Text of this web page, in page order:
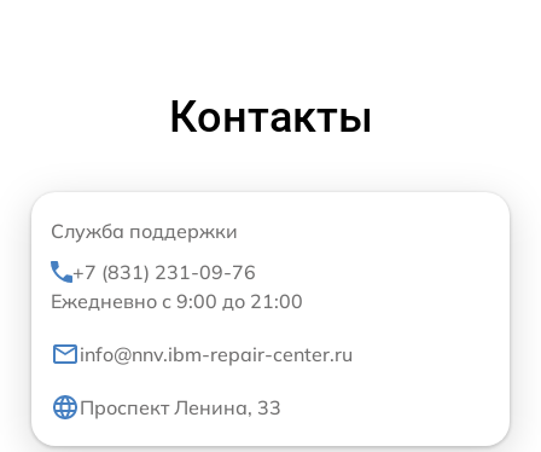
Контакты
Служба поддержки
+7 (831) 231-09-76
Ежедневно с 9:00 до 21:00
info@nnv.ibm-repair-center.ru
Проспект Ленина, 33